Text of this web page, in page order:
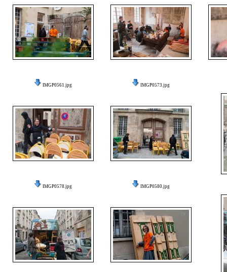
IMGP0561.jpg IMGP0573.jpg
IMGP0578.jpg IMGP0580.jpg